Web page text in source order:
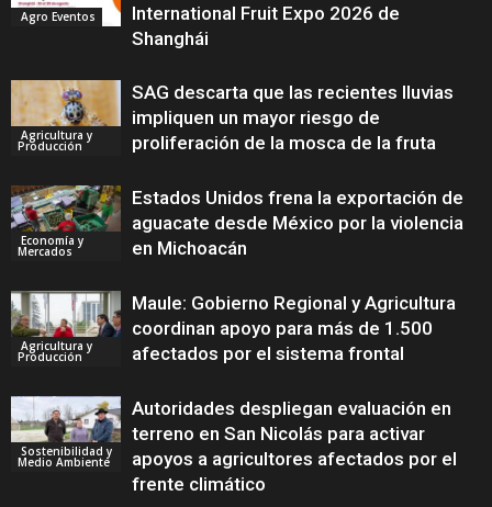
Agro Eventos
International Fruit Expo 2026 de
Shanghái
Agricultura y
Producción
SAG descarta que las recientes lluvias
impliquen un mayor riesgo de
proliferación de la mosca de la fruta
Economía y
Mercados
Estados Unidos frena la exportación de
aguacate desde México por la violencia
en Michoacán
Agricultura y
Producción
Maule: Gobierno Regional y Agricultura
coordinan apoyo para más de 1.500
afectados por el sistema frontal
Sostenibilidad y
Medio Ambiente
Autoridades despliegan evaluación en
terreno en San Nicolás para activar
apoyos a agricultores afectados por el
frente climático